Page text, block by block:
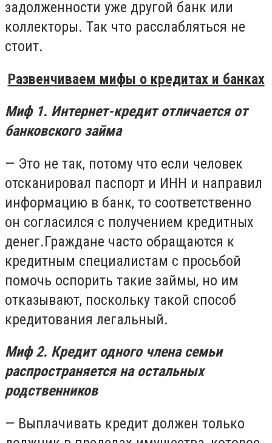
задолженности уже другой банк или
коллекторы. Так что расслабляться не
стоит.
Развенчиваем мифы о кредитах и банках
Миф 1. Интернет-кредит отличается от
банковского займа
— Это не так, потому что если человек
отсканировал паспорт и ИНН и направил
информацию в банк, то соответственно
он согласился с получением кредитных
денег.Граждане часто обращаются к
кредитным специалистам с просьбой
помочь оспорить такие займы, но им
отказывают, поскольку такой способ
кредитования легальный.
Миф 2. Кредит одного члена семьи
распространяется на остальных
родственников
— Выплачивать кредит должен только